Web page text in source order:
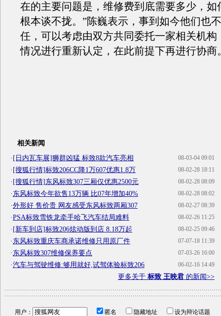
在的主要问题是，维修费到底需要多少，如
根本谈不拢。”陈巍表示，事到如今他们也
任，可以考虑由双方共同委托一家相关机构
情况进行重新认定，在此前提下再进行协商
相关新闻
08-03-04 09:01
·[日内瓦车展]狮群凶猛 标致8款汽车亮相
08-02-28 18:11
·[搜狐行情]标致206CC降1万607优惠1.8万
08-02-28 08:09
·[搜狐行情]东风标致307三厢仅优惠2500元
08-02-28 08:02
·东风标致今年欲售13万辆 比07年增加40%
08-02-27 08:39
·外形好 售价贵 网友感受东风标致两厢307
08-02-26 11:25
·PSA标致雪铁龙牵手哈飞汽车结局难料
08-02-25 09:46
·[新车到店]标致206炫动版到店 8.18万起
07-07-18 11:39
·东风标致重庆车商承诺维修只用原厂件
07-03-26 16:00
·东风标致307维修保养要点
06-02-16 14:49
·汽车与驾驶维修:够用就好,试驾体验标致206
更多关于 标致 王映君 的新闻>>
用户： 匿名 隐藏地址
设为辩论话题